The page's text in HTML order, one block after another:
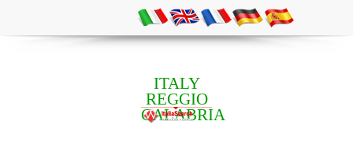
ITALY
REGGIO
CALABRIA